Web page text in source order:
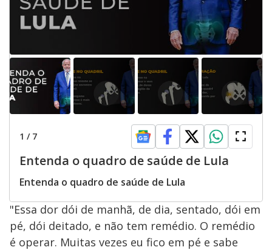
1 / 7
Entenda o quadro de saúde de Lula
Entenda o quadro de saúde de Lula
"Essa dor dói de manhã, de dia, sentado, dói em
pé, dói deitado, e não tem remédio. O remédio
é operar. Muitas vezes eu fico em pé e sabe